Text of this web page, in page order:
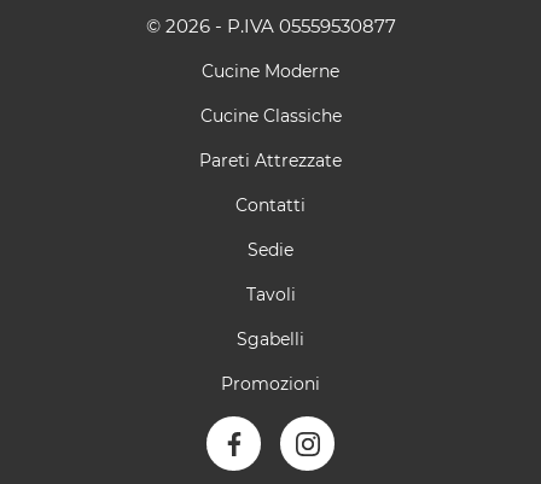
© 2026 - P.IVA 05559530877
Cucine Moderne
Cucine Classiche
Pareti Attrezzate
Contatti
Sedie
Tavoli
Sgabelli
Promozioni